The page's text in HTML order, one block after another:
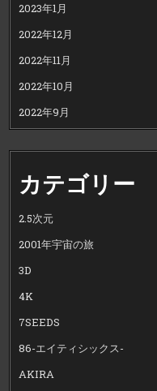
2023年1月
2022年12月
2022年11月
2022年10月
2022年9月
カテゴリー
2.5次元
2001年宇宙の旅
3D
4K
7SEEDS
86-エイティシックス-
AKIRA